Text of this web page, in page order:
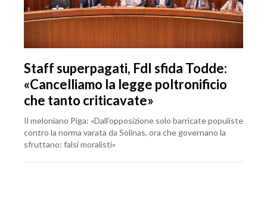
Staff superpagati, FdI sfida Todde:
«Cancelliamo la legge poltronificio
che tanto criticavate»
Il meloniano Piga: «Dall’opposizione solo barricate populiste
contro la norma varata da Solinas, ora che governano la
sfruttano: falsi moralisti»